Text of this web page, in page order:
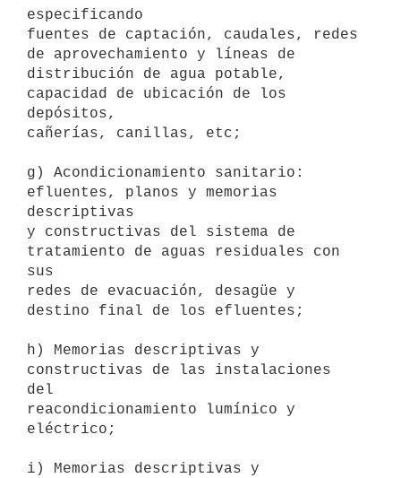
especificando
fuentes de captación, caudales, redes
de aprovechamiento y líneas de
distribución de agua potable,
capacidad de ubicación de los
depósitos,
cañerías, canillas, etc;
g) Acondicionamiento sanitario:
efluentes, planos y memorias
descriptivas
y constructivas del sistema de
tratamiento de aguas residuales con
sus
redes de evacuación, desagüe y
destino final de los efluentes;
h) Memorias descriptivas y
constructivas de las instalaciones
del
reacondicionamiento lumínico y
eléctrico;
i) Memorias descriptivas y